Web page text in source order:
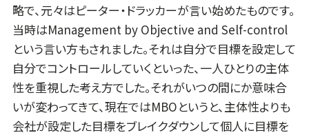
略で、元々はピーター・ドラッカーが言い始めたものです。
当時はManagement by Objective and Self-control
という言い方もされました。それは自分で目標を設定して
自分でコントロールしていくといった、一人ひとりの主体
性を重視した考え方でした。それがいつの間にか意味合
いが変わってきて、現在ではMBOというと、主体性よりも
会社が設定した目標をブレイクダウンして個人に目標を